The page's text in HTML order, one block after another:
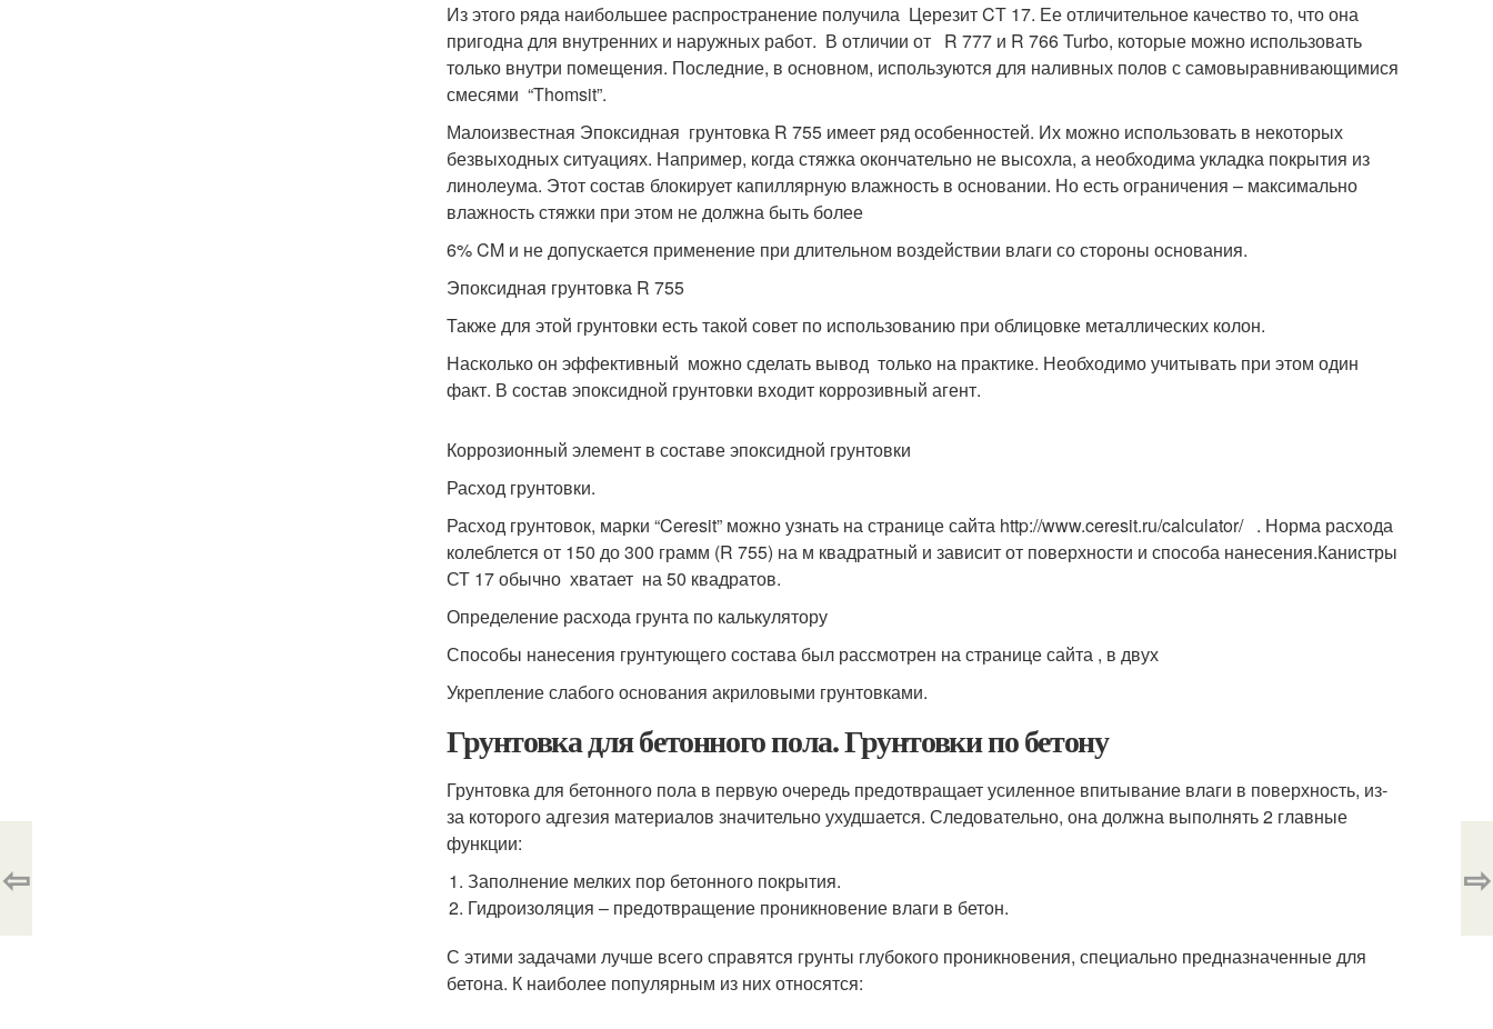
Из этого ряда наибольшее распространение получила Церезит CТ 17. Ее отличительное качество то, что она
пригодна для внутренних и наружных работ. В отличии от R 777 и R 766 Turbo, которые можно использовать
только внутри помещения. Последние, в основном, используются для наливных полов с самовыравнивающимися
смесями “Thomsit”.
Малоизвестная Эпоксидная грунтовка R 755 имеет ряд особенностей. Их можно использовать в некоторых
безвыходных ситуациях. Например, когда стяжка окончательно не высохла, а необходима укладка покрытия из
линолеума. Этот состав блокирует капиллярную влажность в основании. Но есть ограничения – максимально
влажность стяжки при этом не должна быть более
6% CM и не допускается применение при длительном воздействии влаги со стороны основания.
Эпоксидная грунтовка R 755
Также для этой грунтовки есть такой совет по использованию при облицовке металлических колон.
Насколько он эффективный можно сделать вывод только на практике. Необходимо учитывать при этом один
факт. В состав эпоксидной грунтовки входит коррозивный агент.
Коррозионный элемент в составе эпоксидной грунтовки
Расход грунтовки.
Расход грунтовок, марки “Ceresit” можно узнать на странице сайта http://www.ceresit.ru/calculator/ . Норма расхода
колеблется от 150 до 300 грамм (R 755) на м квадратный и зависит от поверхности и способа нанесения.Канистры
СТ 17 обычно хватает на 50 квадратов.
Определение расхода грунта по калькулятору
Способы нанесения грунтующего состава был рассмотрен на странице сайта , в двух
Укрепление слабого основания акриловыми грунтовками.
Грунтовка для бетонного пола. Грунтовки по бетону
Грунтовка для бетонного пола в первую очередь предотвращает усиленное впитывание влаги в поверхность, из-
за которого адгезия материалов значительно ухудшается. Следовательно, она должна выполнять 2 главные
функции:
Заполнение мелких пор бетонного покрытия.
Гидроизоляция – предотвращение проникновение влаги в бетон.
С этими задачами лучше всего справятся грунты глубокого проникновения, специально предназначенные для
бетона. К наиболее популярным из них относятся:
⇦ ⇨